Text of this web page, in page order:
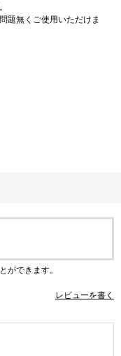
題無くご使用いただけま
ができます。
レビューを書く